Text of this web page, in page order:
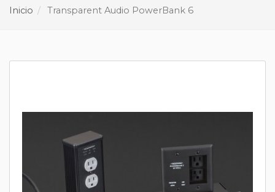
Inicio Transparent Audio PowerBank 6